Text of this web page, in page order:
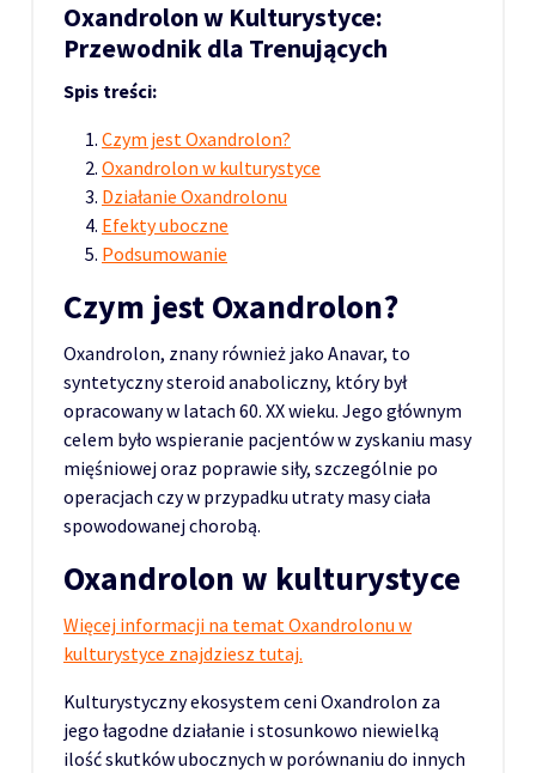
Oxandrolon w Kulturystyce:
Przewodnik dla Trenujących
Spis treści:
Czym jest Oxandrolon?
Oxandrolon w kulturystyce
Działanie Oxandrolonu
Efekty uboczne
Podsumowanie
Czym jest Oxandrolon?
Oxandrolon, znany również jako Anavar, to
syntetyczny steroid anaboliczny, który był
opracowany w latach 60. XX wieku. Jego głównym
celem było wspieranie pacjentów w zyskaniu masy
mięśniowej oraz poprawie siły, szczególnie po
operacjach czy w przypadku utraty masy ciała
spowodowanej chorobą.
Oxandrolon w kulturystyce
Więcej informacji na temat Oxandrolonu w
kulturystyce znajdziesz tutaj.
Kulturystyczny ekosystem ceni Oxandrolon za
jego łagodne działanie i stosunkowo niewielką
ilość skutków ubocznych w porównaniu do innych